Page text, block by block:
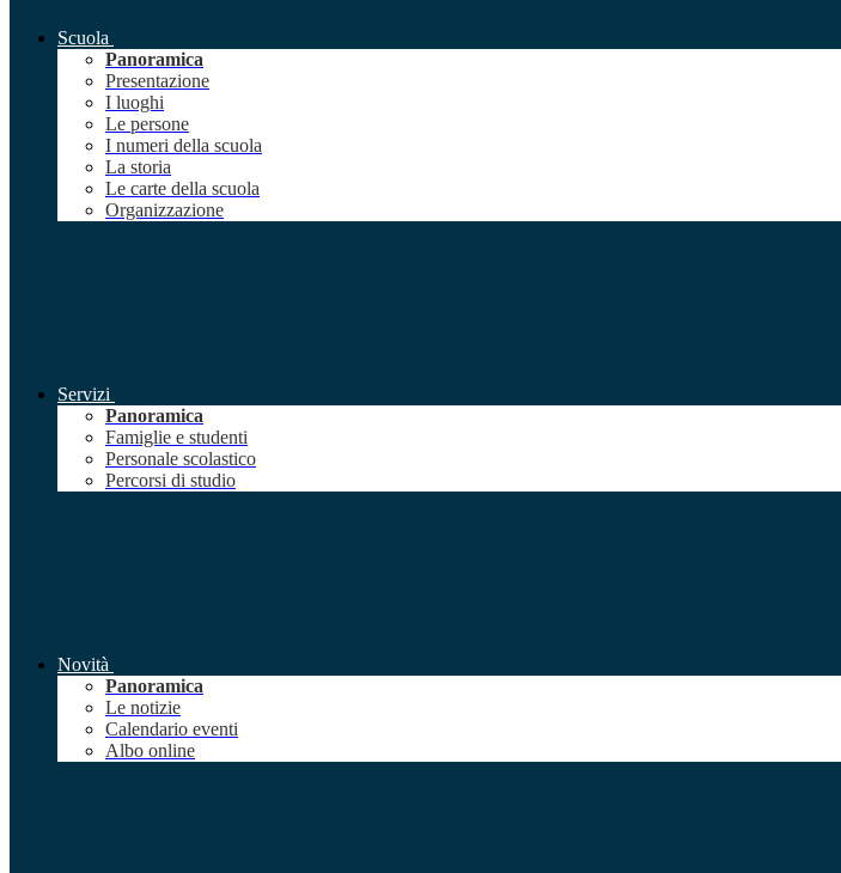
Scuola
Panoramica
Presentazione
I luoghi
Le persone
I numeri della scuola
La storia
Le carte della scuola
Organizzazione
Servizi
Panoramica
Famiglie e studenti
Personale scolastico
Percorsi di studio
Novità
Panoramica
Le notizie
Calendario eventi
Albo online